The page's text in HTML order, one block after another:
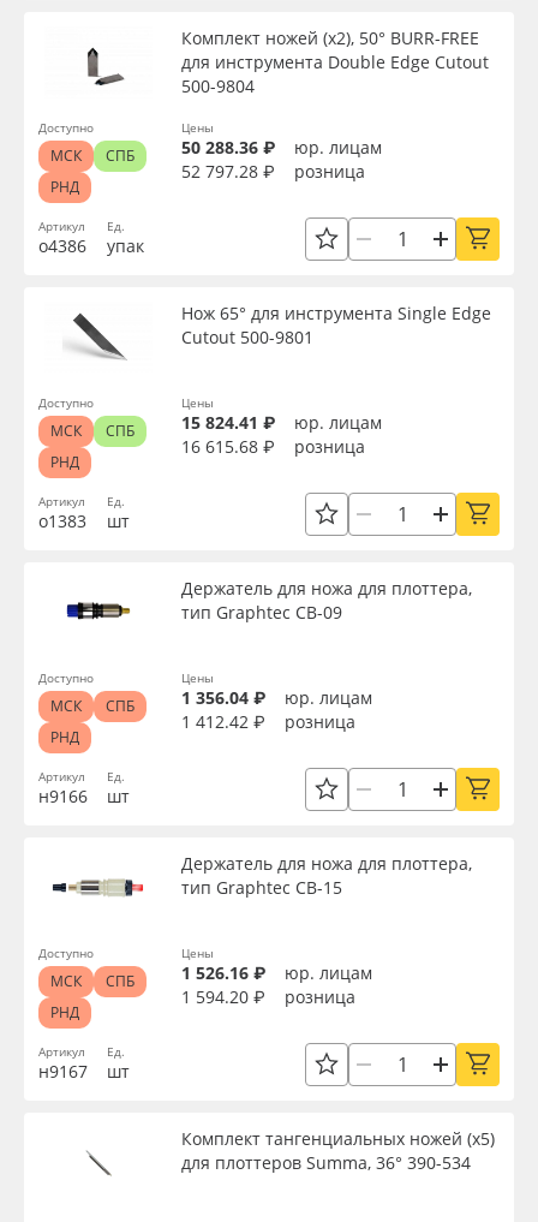
Артикул
о4386
Комплект ножей (х2), 50° BURR-FREE
для инструмента Double Edge Cutout
500-9804
Ед.
упак
Цены
50 288.36 ₽
юр. лицам
52 797.28 ₽
розница
Доступно
МСК
СПБ
РНД
Артикул
о1383
Нож 65° для инструмента Single Edge
Cutout 500-9801
Ед.
шт
Цены
15 824.41 ₽
юр. лицам
16 615.68 ₽
розница
Доступно
МСК
СПБ
РНД
Артикул
н9166
Держатель для ножа для плоттера,
тип Graphtec CB-09
Ед.
шт
Цены
1 356.04 ₽
юр. лицам
1 412.42 ₽
розница
Доступно
МСК
СПБ
РНД
Артикул
н9167
Держатель для ножа для плоттера,
тип Graphtec CB-15
Ед.
шт
Цены
1 526.16 ₽
юр. лицам
1 594.20 ₽
розница
Доступно
МСК
СПБ
РНД
Комплект тангенциальных ножей (x5)
для плоттеров Summa, 36° 390-534